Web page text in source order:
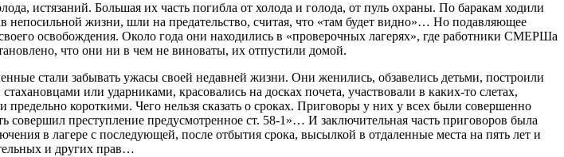
истязаний. Большая их часть погибла от холода и голода, от пуль охраны. По баракам ходили
жизни, шли на предательство, считая, что «там будет видно»… Но подавляющее
освобождения. Около года они находились в «проверочных лагерях», где работники СМЕРШа
что они ни в чем не виноваты, их отпустили домой.
стали забывать ужасы своей недавней жизни. Они женились, обзавелись детьми, построили
или ударниками, красовались на досках почета, участвовали в каких-то слетах,
короткими. Чего нельзя сказать о сроках. Приговоры у них у всех были совершенно
преступление предусмотренное ст. 58-1»… И заключительная часть приговоров была
в лагере с последующей, после отбытия срока, высылкой в отдаленные места на пять лет и
и других прав…